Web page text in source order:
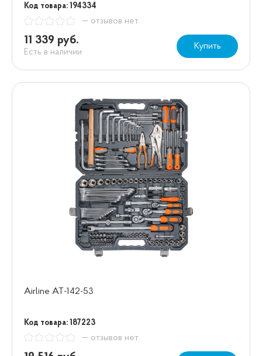
Код товара: 194334
— отзывов нет
11 339 руб.
Есть в наличии
Купить
Airline AT-142-53
Код товара: 187223
— отзывов нет